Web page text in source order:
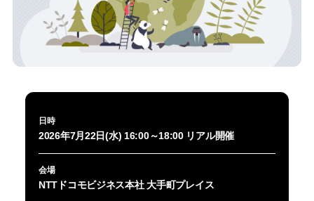
日時
2026年7月22日(水) 16:00～18:00 リアル開催
会場
NTTドコモビジネス本社 大手町プレイス